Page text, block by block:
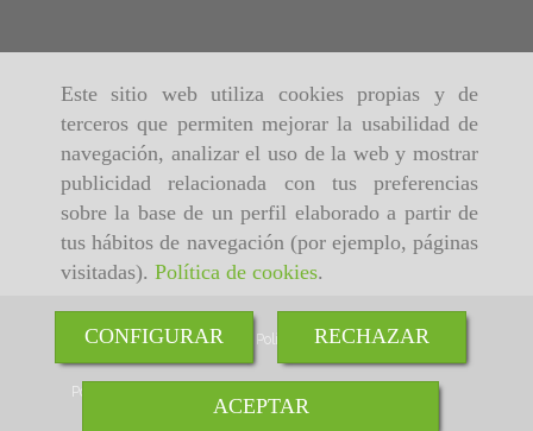
Este sitio web utiliza cookies propias y de
terceros que permiten mejorar la usabilidad de
navegación, analizar el uso de la web y mostrar
publicidad relacionada con tus preferencias
sobre la base de un perfil elaborado a partir de
tus hábitos de navegación (por ejemplo, páginas
visitadas). Política de cookies.
CONFIGURAR RECHAZAR
ACEPTAR
Inicio Aviso Legal Política de cookies
Política de Privacidad